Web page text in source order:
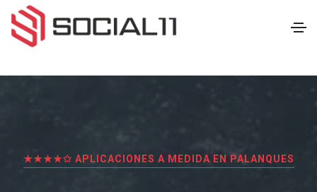
★★★★✩ APLICACIONES A MEDIDA EN PALANQUES